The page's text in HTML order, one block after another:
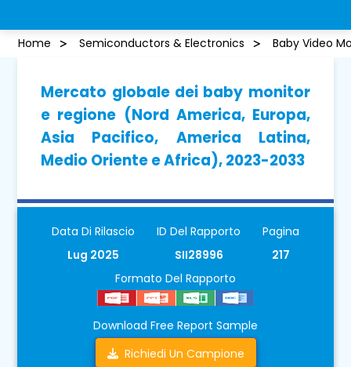
Home Semiconductors & Electronics Baby Video
Mercato globale dei baby monitor
e regione (Nord America, Europa,
Asia Pacifico, America Latina,
Medio Oriente e Africa), 2023-2033
Data Di Rilascio
Lug 2025
ID Del Rapporto
SII28996
Pagina
217
Formato Del Rapporto
Download Free Report Sample
Richiedi Un Campione